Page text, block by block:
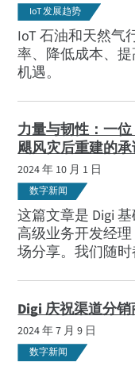
IoT 发展趋势
IoT 石油和天然气
率、降低成本、
机遇。
力量与韧性：一
飓风灾后重建的
2024 年 10 月 1 日
数字新闻
这篇文章是 Digi
高级业务开发经
场分享。我们随
Digi 庆祝渠道分
2024 年 7 月 9 日
数字新闻